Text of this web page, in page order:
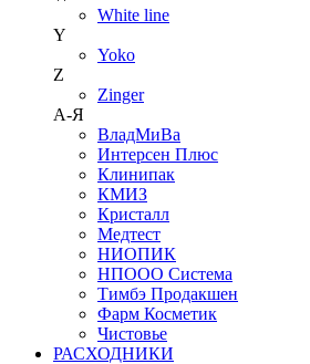
White line
Y
Yoko
Z
Zinger
А-Я
ВладМиВа
Интерсен Плюс
Клинипак
КМИЗ
Кристалл
Медтест
НИОПИК
НПООО Система
Тимбэ Продакшен
Фарм Косметик
Чистовье
РАСХОДНИКИ